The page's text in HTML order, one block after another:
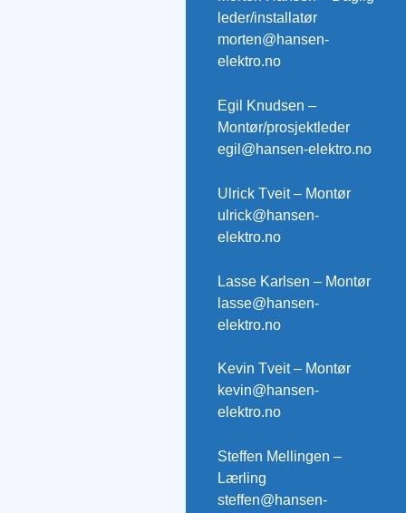
leder/installatør
morten@hansen-
elektro.no
Egil Knudsen –
Montør/prosjektleder
egil@hansen-elektro.no
Ulrick Tveit – Montør
ulrick@hansen-
elektro.no
Lasse Karlsen – Montør
lasse@hansen-
elektro.no
Kevin Tveit – Montør
kevin@hansen-
elektro.no
Steffen Mellingen –
Lærling
steffen@hansen-